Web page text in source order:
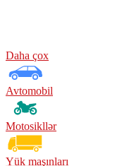
Daha çox
Avtomobil
Motosikllər
Yük maşınları